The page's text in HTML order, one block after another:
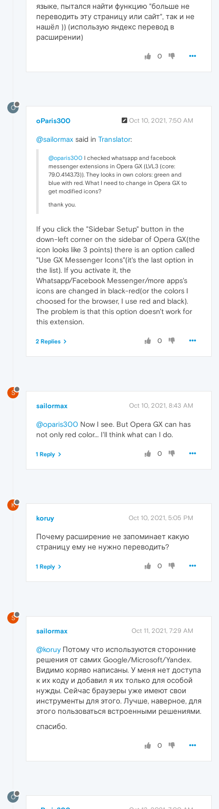
языке, пытался найти функцию "больше не
переводить эту страницу или сайт", так и не
нашёл )) (использую яндекс перевод в
расширении)
0
O
oParis300 Oct 10, 2021, 7:50 AM
@sailormax said in Translator:
@oparis300 I checked whatsapp and facebook
messenger extensions in Opera GX (LVL3 (core:
79.0.4143.73)). They looks in own colors: green and
blue with red. What I need to change in Opera GX to
get modified icons?
thank you.
If you click the "Sidebar Setup" button in the
down-left corner on the sidebar of Opera GX(the
icon looks like 3 points) there is an option called
"Use GX Messenger Icons"(it's the last option in
the list). If you activate it, the
Whatsapp/Facebook Messenger/more apps's
icons are changed in black-red(or the colors I
choosed for the browser, I use red and black).
The problem is that this option doesn't work for
this extension.
0
2 Replies
S
sailormax Oct 10, 2021, 8:43 AM
@oparis300 Now I see. But Opera GX can has
not only red color... I'll think what can I do.
0
1 Reply
K
koruy Oct 10, 2021, 5:05 PM
Почему расширение не запоминает какую
страницу ему не нужно переводить?
0
1 Reply
S
sailormax Oct 11, 2021, 7:29 AM
@koruyПотому что используются сторонние
решения от самих Google/Microsoft/Yandex.
Видимо коряво написаны. У меня нет доступа
к их коду и добавил я их только для особой
нужды. Сейчас браузеры уже имеют свои
инструменты для этого. Лучше, наверное, для
этого пользоваться встроенными решениями.
спасибо.
0
O